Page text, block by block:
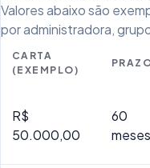
Valores abaixo são
por administradora,
CARTA
(EXEMPLO)
R$
50.000,00
60
meses